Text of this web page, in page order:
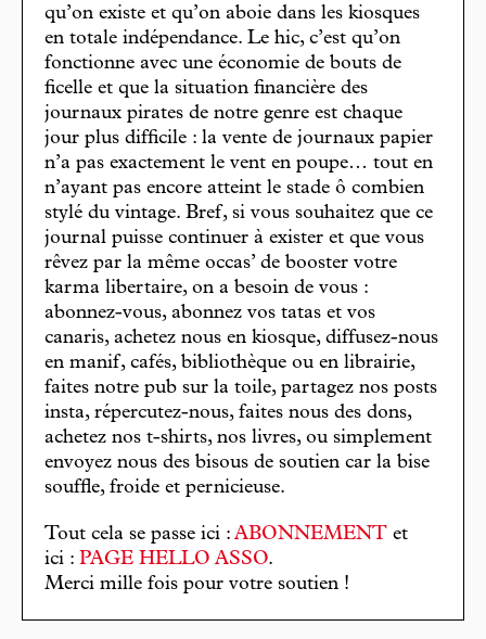
qu’on existe et qu’on aboie dans les kiosques
en totale indépendance. Le hic, c’est qu’on
fonctionne avec une économie de bouts de
ficelle et que la situation financière des
journaux pirates de notre genre est chaque
jour plus difficile : la vente de journaux papier
n’a pas exactement le vent en poupe… tout en
n’ayant pas encore atteint le stade ô combien
stylé du vintage. Bref, si vous souhaitez que ce
journal puisse continuer à exister et que vous
rêvez par la même occas’ de booster votre
karma libertaire, on a besoin de vous :
abonnez-vous, abonnez vos tatas et vos
canaris, achetez nous en kiosque, diffusez-nous
en manif, cafés, bibliothèque ou en librairie,
faites notre pub sur la toile, partagez nos posts
insta, répercutez-nous, faites nous des dons,
achetez nos t-shirts, nos livres, ou simplement
envoyez nous des bisous de soutien car la bise
souffle, froide et pernicieuse.
Tout cela se passe ici : ABONNEMENT et
ici : PAGE HELLO ASSO.
Merci mille fois pour votre soutien !